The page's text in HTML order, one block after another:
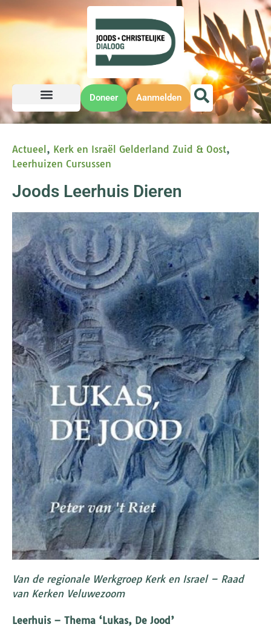
Doneer Aanmelden
Actueel , Kerk en Israël Gelderland Zuid & Oost,
Leerhuizen Cursussen
Joods Leerhuis Dieren
Van de regionale Werkgroep Kerk en Israel – Raad
van Kerken Veluwezoom
Leerhuis – Thema ‘Lukas, De Jood’